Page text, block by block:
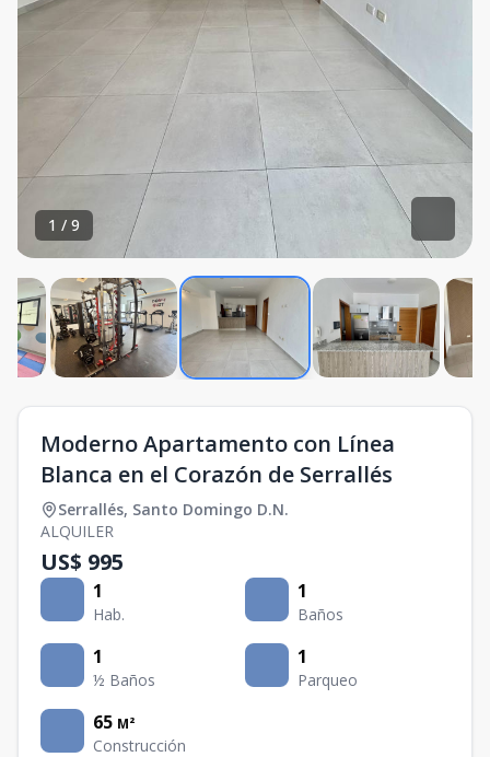
1 / 9
Moderno Apartamento con Línea
Blanca en el Corazón de Serrallés
Serrallés, Santo Domingo D.N.
ALQUILER
US$ 995
1
Hab.
1
Baños
1
½ Baños
1
Parqueo
65 M²
Construcción